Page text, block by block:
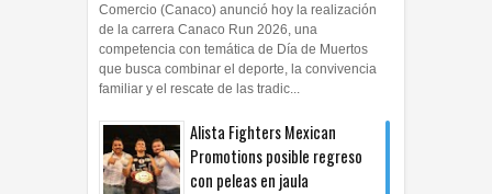
Comercio (Canaco) anunció hoy la realización
de la carrera Canaco Run 2026, una
competencia con temática de Día de Muertos
que busca combinar el deporte, la convivencia
familiar y el rescate de las tradic...
Alista Fighters Mexican
Promotions posible regreso
con peleas en jaula